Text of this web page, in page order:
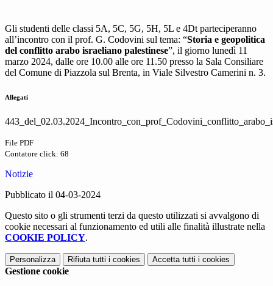
Gli studenti delle classi 5A, 5C, 5G, 5H, 5L e 4Dt parteciperanno
all’incontro con il prof. G. Codovini sul tema: “Storia e geopolitica
del conflitto arabo israeliano palestinese”, il giorno lunedì 11
marzo 2024, dalle ore 10.00 alle ore 11.50 presso la Sala Consiliare
del Comune di Piazzola sul Brenta, in Viale Silvestro Camerini n. 3.
Allegati
File PDF
Contatore click: 68
Notizie
Pubblicato il 04-03-2024
Questo sito o gli strumenti terzi da questo utilizzati si avvalgono di
cookie necessari al funzionamento ed utili alle finalità illustrate nella
COOKIE POLICY.
Personalizza Rifiuta tutti i cookies Accetta tutti i cookies
Gestione cookie